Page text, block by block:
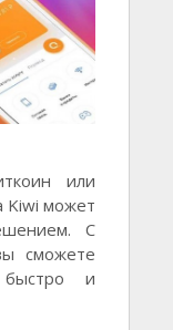
или
Kiwi может
С
сможете
быстро и